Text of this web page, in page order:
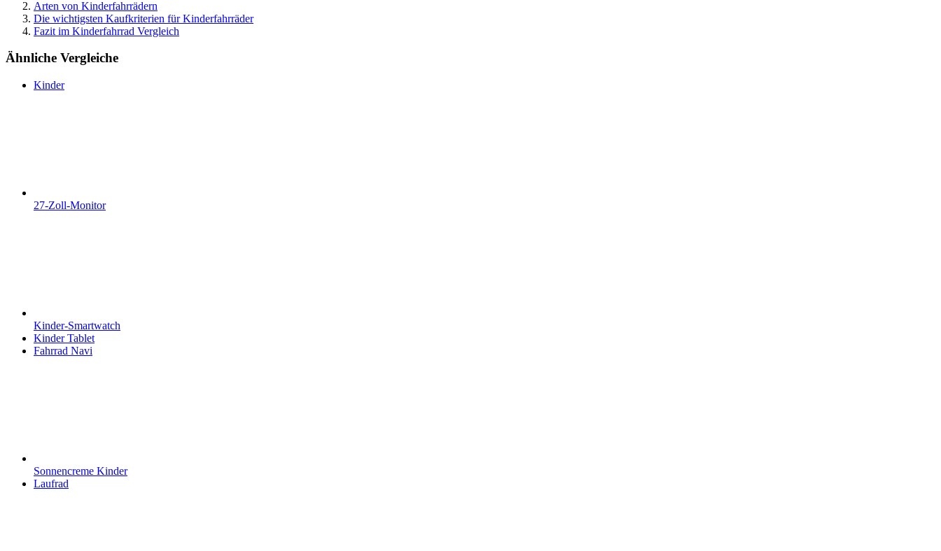
Arten von Kinderfahrrädern
Die wichtigsten Kaufkriterien für Kinderfahrräder
Fazit im Kinderfahrrad Vergleich
Ähnliche Vergleiche
Kinder
27-Zoll-Monitor
Kinder-Smartwatch
Kinder Tablet
Fahrrad Navi
Sonnencreme Kinder
Laufrad